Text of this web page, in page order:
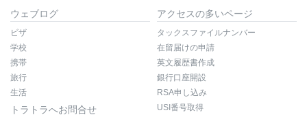
ウェブログ
ビザ
学校
携帯
旅行
生活
トラトラへお問合せ
アクセスの多いページ
タックスファイルナンバー
在留届けの申請
英文履歴書作成
銀行口座開設
RSA申し込み
USI番号取得